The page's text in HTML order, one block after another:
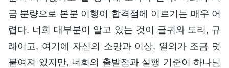
금 분량으로 본분 이행이 합격점에 이르기는 매우 어
렵다. 너희 대부분이 알고 있는 것이 글귀와 도리, 규
례이고, 여기에 자신의 소망과 이상, 열의가 조금 덧
붙여져 있지만, 너희의 출발점과 실행 기준이 하나님